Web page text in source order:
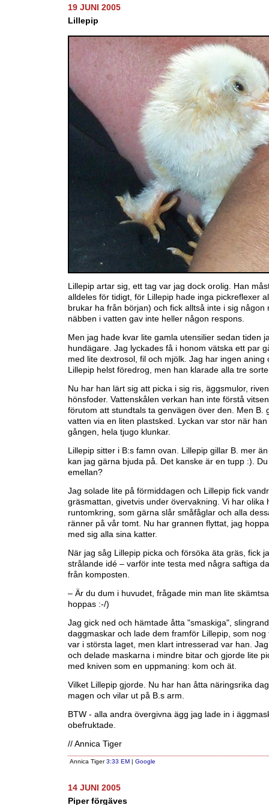
19 JUNI 2005
Lillepip
Lillepip artar sig, ett tag var jag dock orolig. Han
alldeles för tidigt, för Lillepip hade inga pickreflexer
brukar ha från början) och fick alltså inte i sig någon
näbben i vatten gav inte heller någon respons.
Men jag hade kvar lite gamla utensilier sedan tiden
hundägare. Jag lyckades få i honom vätska ett par
med lite dextrosol, fil och mjölk. Jag har ingen aning
Lillepip helst föredrog, men han klarade alla tre
Nu har han lärt sig att picka i sig ris, äggsmulor,
hönsfoder. Vattenskålen verkan han inte förstå
förutom att stundtals ta genvägen över den. Men B.
vatten via en liten plastsked. Lyckan var stor när
gången, hela tjugo klunkar.
Lillepip sitter i B:s famn ovan. Lillepip gillar B. mer
kan jag gärna bjuda på. Det kanske är en tupp :).
emellan?
Jag solade lite på förmiddagen och Lillepip fick
gräsmattan, givetvis under övervakning. Vi har olika
runtomkring, som gärna slår småfåglar och alla
ränner på vår tomt. Nu har grannen flyttat, jag
med sig alla sina katter.
När jag såg Lillepip picka och försöka äta gräs, fick
strålande idé – varför inte testa med några saftiga
från komposten.
– Är du dum i huvudet, frågade min man lite
hoppas :-/)
Jag gick ned och hämtade åtta "smaskiga",
daggmaskar och lade dem framför Lillepip, som nog
var i största laget, men klart intresserad var han.
och delade maskarna i mindre bitar och gjorde lite
med kniven som en uppmaning: kom och ät.
Vilket Lillepip gjorde. Nu har han åtta näringsrika
magen och vilar ut på B.s arm.
BTW - alla andra övergivna ägg jag lade in i
obefruktade.
// Annica Tiger
Annica Tiger3:33 EM | Google
14 JUNI 2005
Piper förgäves